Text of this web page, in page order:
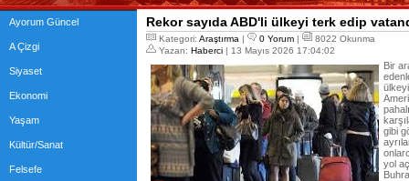
Ayorum Güncel
A Çizgi
Siyaset
Ekonomi
Yaşam
Kültür/Sanat
Felsefe
Rekor sayıda ABD'li ülkeyi terk edip
Kategori: Araştırma | 0 Yorum |
8022 Okunma
Yazan: Haberci | 13 Mayıs 2026 17:04:02
Bir
gibi
yol